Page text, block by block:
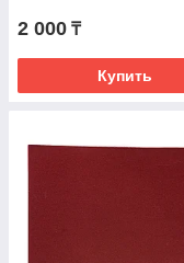
2 000 ₸
Купить